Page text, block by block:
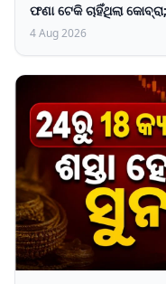
ଫଣା ଟେକି ଚାହିଁଥିଲା
4 Aug 2026